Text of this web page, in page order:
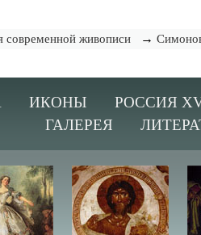
современной живописи →
ИКОНЫ
РОССИЯ
ГАЛЕРЕЯ